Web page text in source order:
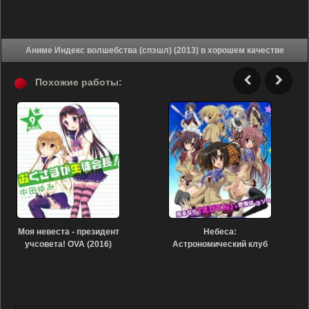
Аниме Индекс волшебства (спэшл) (2013) в хорошем качестве
Похожие работы:
Моя невеста - президент
учсовета! OVA (2016)
Небеса:
Астрономический клуб